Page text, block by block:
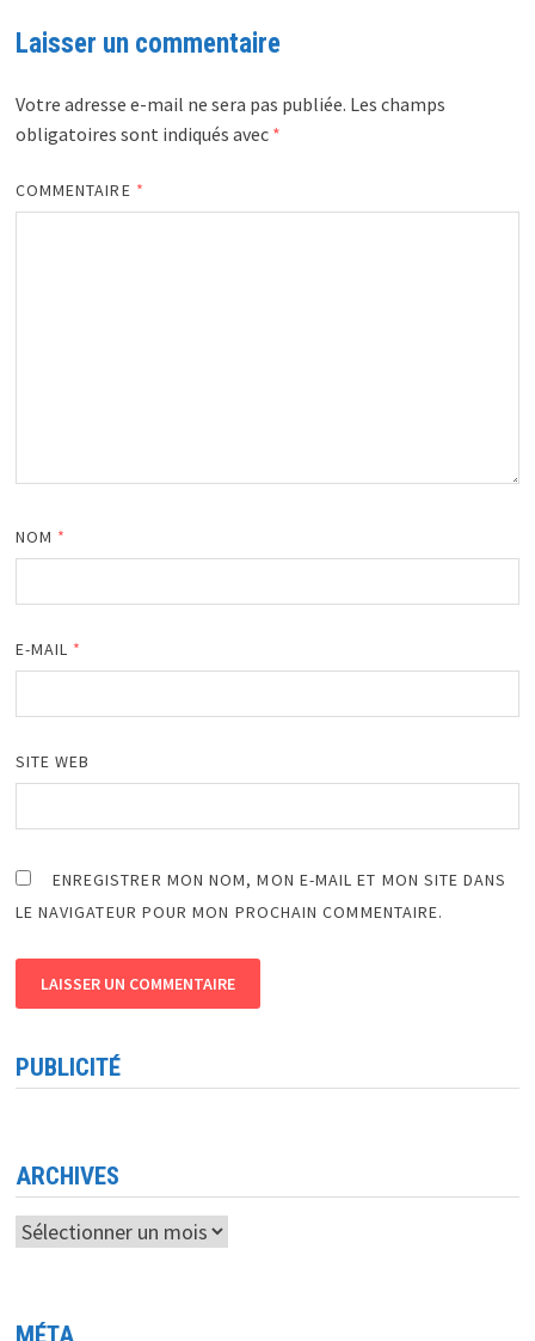
Laisser un commentaire
Votre adresse e-mail ne sera pas publiée. Les champs
obligatoires sont indiqués avec *
COMMENTAIRE *
NOM *
E-MAIL *
SITE WEB
ENREGISTRER MON NOM, MON E-MAIL ET MON SITE DANS
LE NAVIGATEUR POUR MON PROCHAIN COMMENTAIRE.
PUBLICITÉ
ARCHIVES
Archives
MÉTA